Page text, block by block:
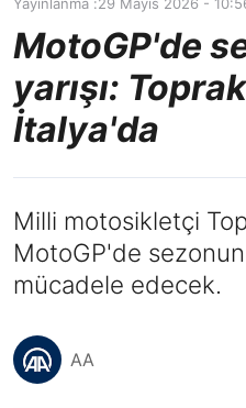
MotoGP'de
yarışı:
İtalya'da
Milli motosikletçi
MotoGP'de sezonun
mücadele edecek.
AA